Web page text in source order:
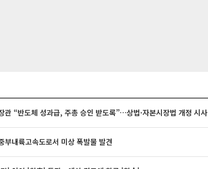
관 “반도체 성과급, 주총 승인 받도록”…상법·자본시장법 개정 시사
부내륙고속도로서 미상 폭발물 발견